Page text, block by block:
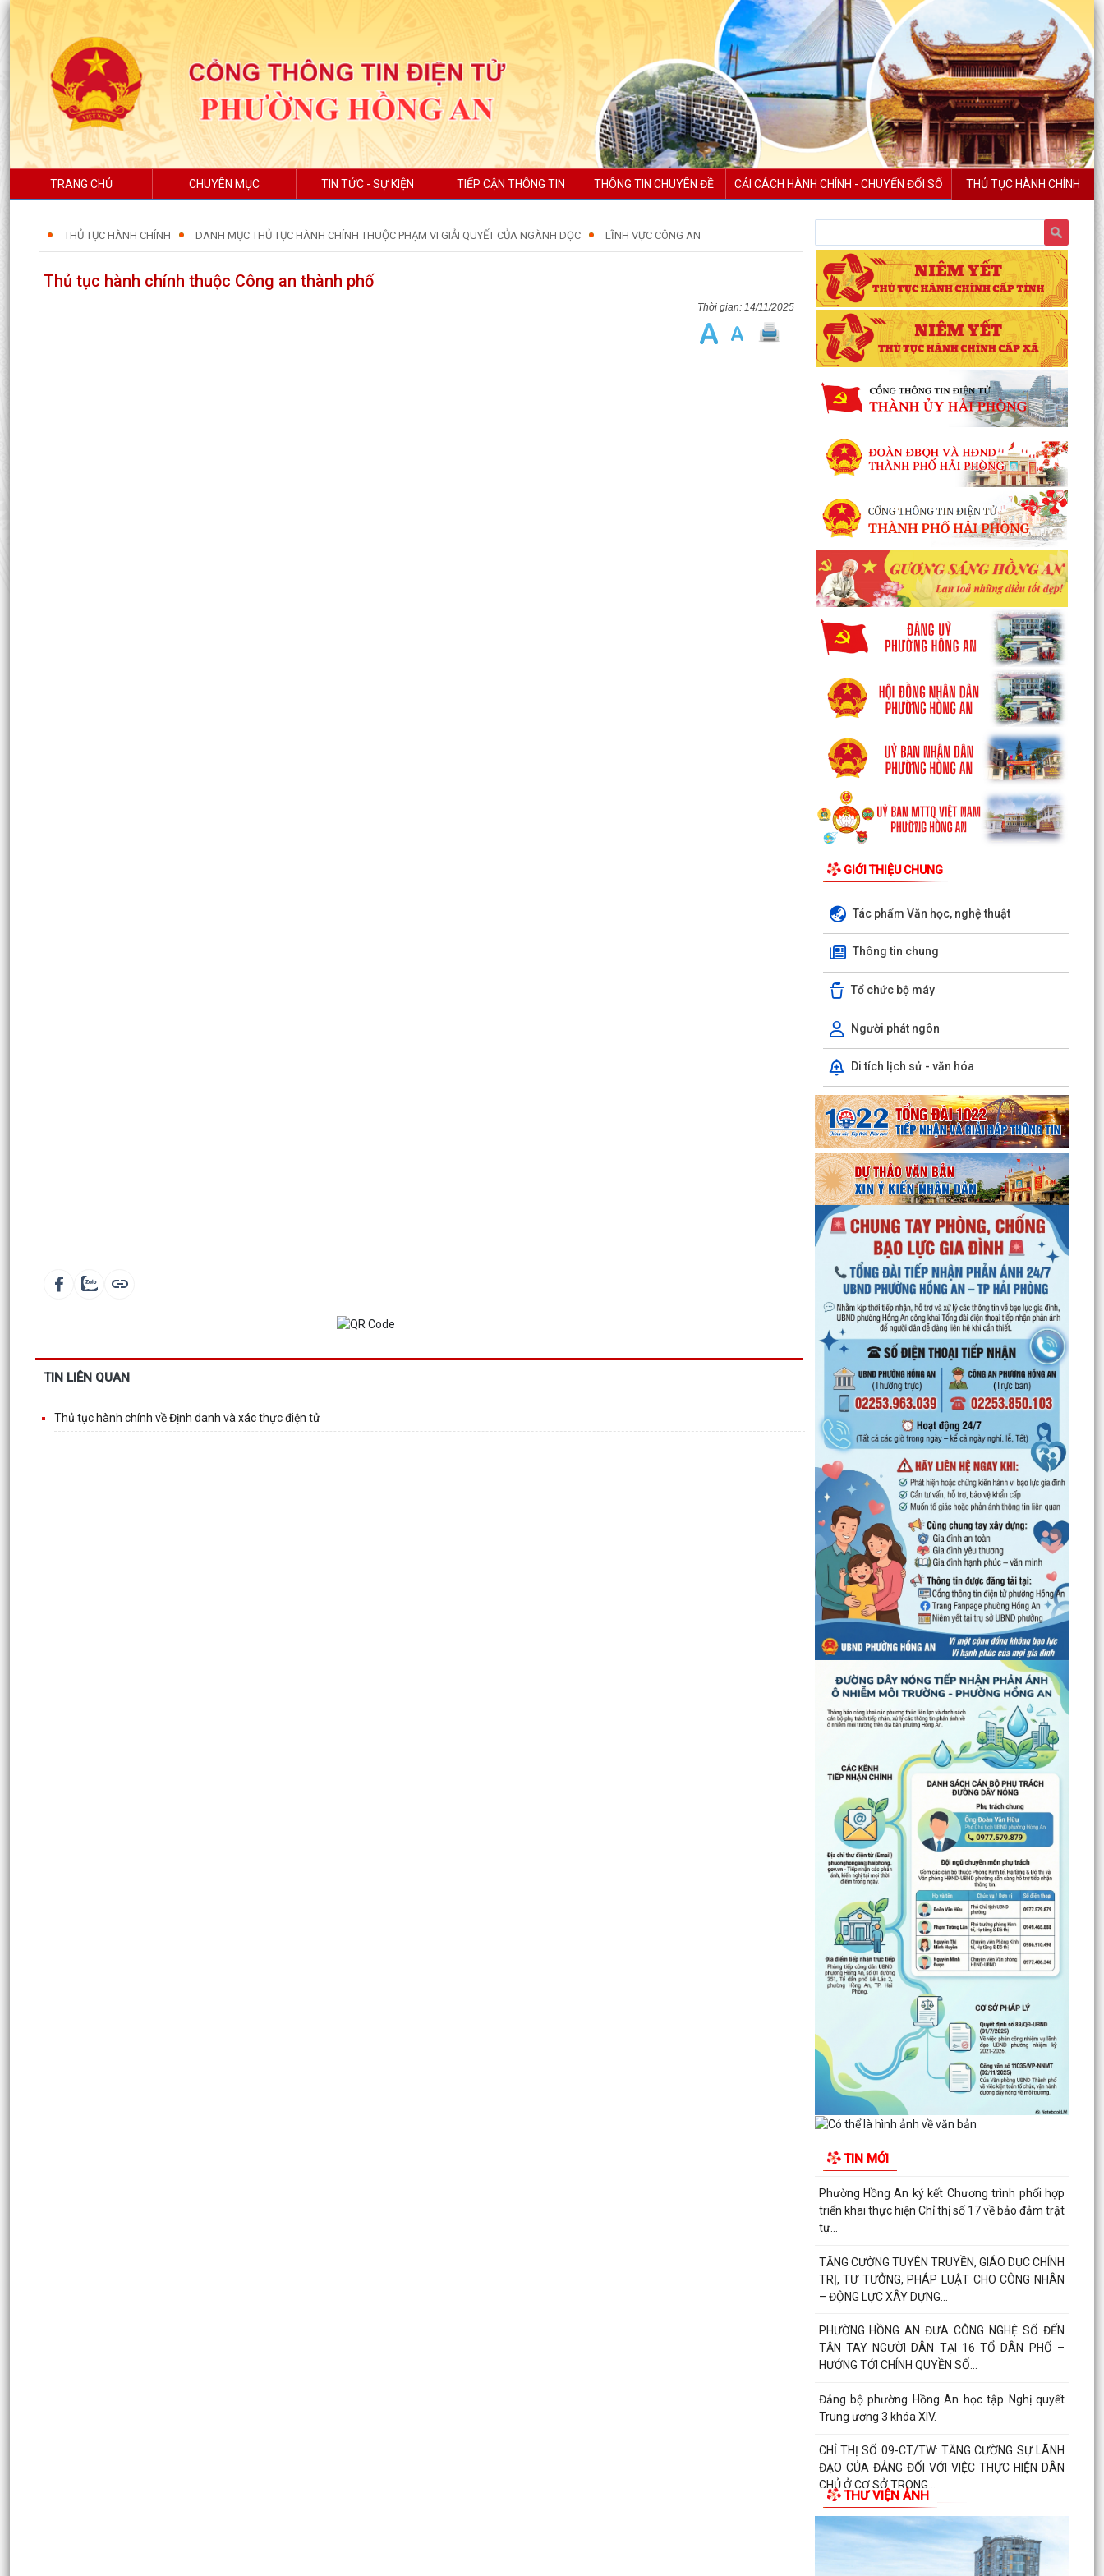
TRANG CHỦ CHUYÊN MỤC TIN TỨC - SỰ KIỆN TIẾP CẬN THÔNG TIN THÔNG TIN CHUYÊN ĐỀ CẢI CÁCH HÀNH CHÍNH - CHUYỂN ĐỔI SỐ THỦ TỤC HÀNH CHÍNH
THỦ TỤC HÀNH CHÍNH DANH MỤC THỦ TỤC HÀNH CHÍNH THUỘC PHẠM VI GIẢI QUYẾT CỦA NGÀNH DỌC LĨNH VỰC CÔNG AN
Thủ tục hành chính thuộc Công an thành phố
14/11/2025
TIN LIÊN QUAN
Thủ tục hành chính về Định danh và xác thực điện tử
GIỚI THIỆU CHUNG
Tác phẩm Văn học, nghệ thuật
Thông tin chung
Tổ chức bộ máy
Người phát ngôn
Di tích lịch sử - văn hóa
TIN MỚI
UBND phường Hồng An thông tin về Nghị quyết
số 23/2026/NQ-HĐND ngày 28/7/2026 của
HĐND thành phố...
Bình dân học vụ số - nền tảng cho sự phát triển
trong kỷ nguyên số
Thông báo về việc niêm yết công khai Phương
án bồi thường, hỗ trợ dự kiến đối với các hộ gia
đình,...
QUAN ĐIỂM CỐT LÕI CỦA NGHỊ QUYẾT SỐ 80-
NQ/TW NGÀY 07/01/2026 VỀ PHÁT TRIỂN VĂN
HOÁ VIỆT NAM - XÂY...
PHƯỜNG HỒNG AN TỔ CHỨC SƠ KẾT ĐÁNH GIÁ
TÌNH HÌNH TRIỂN KHAI THỰC HIỆN MÔ HÌNH “TỔ
DÂN PHỐ KHÔNG MA...
ĐẶT TÊN 03 ĐƯỜNG, 05 PHỐ TRÊN ĐỊA BÀN
PHƯỜNG HỒNG AN – DẤU MỐC QUAN TRỌNG
TRONG XÂY DỰNG ĐÔ THỊ VĂN...
Thông báo kết quả Kỳ họp thứ 3 (Kỳ họp thường
lệ giữa năm 2026) HĐND thành phố khóa XVII,
nhiệm kỳ...
PHƯỜNG HỒNG AN RA QUÂN TỔNG VỆ SINH
MÔI TRƯỜNG, CHUNG TAY XÂY DỰNG ĐÔ THỊ
SÁNG - XANH - SẠCH - ĐẸP
Quyết định về việc công bố Người phát ngôn và
cung cấp thông tin cho báo chí của Ủy ban nhân
dân...
Quyết định về việc Ban hành Quy chế phát ngôn
nhân dân...
Phường Hồng An ký kết Chương trình phối hợp
triển khai thực hiện Chỉ thị số 17 về bảo đảm trật
tự...
TĂNG CƯỜNG TUYÊN TRUYỀN, GIÁO DỤC CHÍNH
TRỊ, TƯ TƯỞNG, PHÁP LUẬT CHO CÔNG NHÂN
– ĐỘNG LỰC XÂY DỰNG...
PHƯỜNG HỒNG AN ĐƯA CÔNG NGHỆ SỐ ĐẾN
TẬN TAY NGƯỜI DÂN TẠI 16 TỔ DÂN PHỐ –
HƯỚNG TỚI CHÍNH QUYỀN SỐ...
Đảng bộ phường Hồng An học tập Nghị quyết
Trung ương 3 khóa XIV.
CHỈ THỊ SỐ 09-CT/TW: TĂNG CƯỜNG SỰ LÃNH
ĐẠO CỦA ĐẢNG ĐỐI VỚI VIỆC THỰC HIỆN DÂN
CHỦ Ở CƠ SỞ TRONG...
TRUNG ƯƠNG BAN HÀNH QUY ĐỊNH MỚI VỀ 19
ĐIỀU ĐẢNG VIÊN KHÔNG ĐƯỢC LÀM
ĐẢNG UỶ - HĐND - UBND- UBMTTQ VN PHƯỜNG
THƯ VIỆN ẢNH